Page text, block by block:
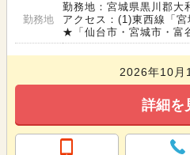
勤務地
勤務地：宮城県黒川郡大
アクセス：(1)東西線「
★「仙台市・宮城市・富
2026年10月
詳細を